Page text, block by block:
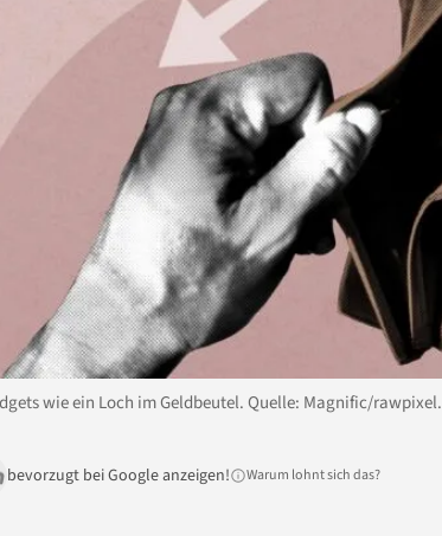
wie ein Loch im Geldbeutel. Quelle: Magnific/rawpixel.
bevorzugt bei Google anzeigen! Warum lohnt sich das?